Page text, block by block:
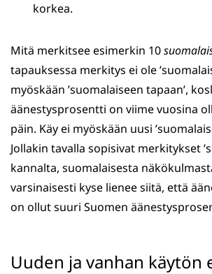
korkea.
Mitä merkitsee esimerkin 10
tapauksessa merkitys ei ole
myöskään ’suomalaiseen tapaan’,
äänestysprosentti on viime vuosina
päin. Käy ei myöskään uusi
Jollakin tavalla sopisivat merkitykset
kannalta, suomalaisesta
varsinaisesti kyse lienee siitä, että
on ollut suuri Suomen
Uuden ja vanhan käytön